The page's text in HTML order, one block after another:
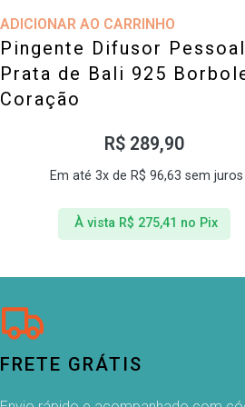
ADICIONAR AO CARRINHO
Pingente Difusor Pessoal
Prata de Bali 925
Coração
R$ 289,90
Em até 3x de R$ 96,63 sem juros
À vista R$ 275,41 no Pix
FRETE GRÁTIS